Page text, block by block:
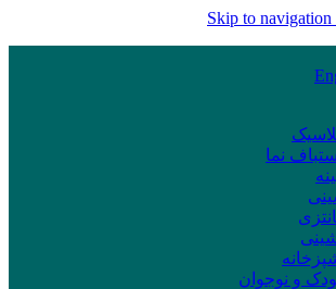
Skip to navigation
نما
و نوجوان